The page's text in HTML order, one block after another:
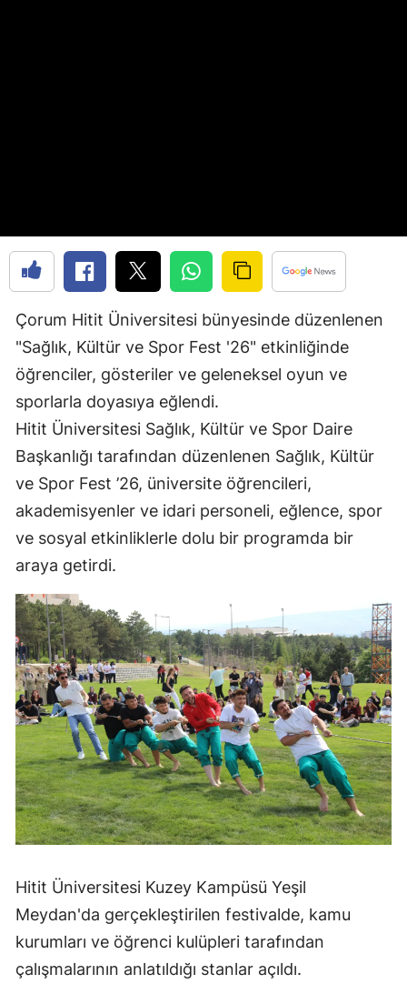
Erzincan
Eskişehir
Gaziantep
Gümüşhane
Hakkari
İstanbul
İzmir
Kars
Kastamonu
Kayseri
Kırklareli
Kocaeli
Konya
Kütahya
Çorum Hitit Üniversitesi bünyesinde düzenlenen
"Sağlık, Kültür ve Spor Fest '26" etkinliğinde
öğrenciler, gösteriler ve geleneksel oyun ve
sporlarla doyasıya eğlendi.
Hitit Üniversitesi Sağlık, Kültür ve Spor Daire
Başkanlığı tarafından düzenlenen Sağlık, Kültür
ve Spor Fest ’26, üniversite öğrencileri,
akademisyenler ve idari personeli, eğlence, spor
ve sosyal etkinliklerle dolu bir programda bir
araya getirdi.
Hitit Üniversitesi Kuzey Kampüsü Yeşil
Meydan'da gerçekleştirilen festivalde, kamu
kurumları ve öğrenci kulüpleri tarafından
çalışmalarının anlatıldığı stanlar açıldı.